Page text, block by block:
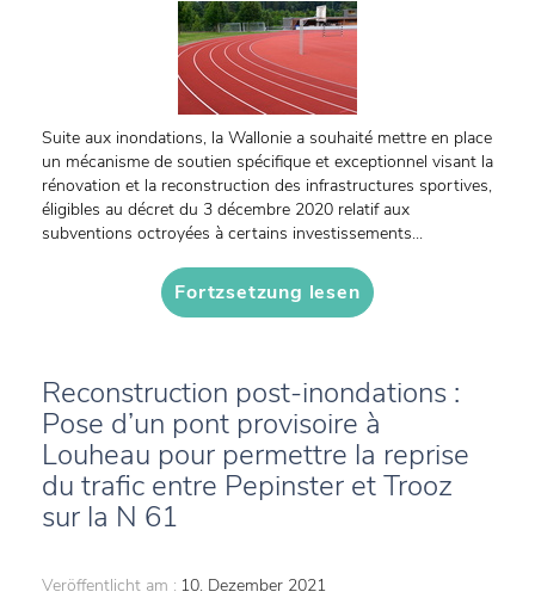
Suite aux inondations, la Wallonie a souhaité mettre en place
un mécanisme de soutien spécifique et exceptionnel visant la
rénovation et la reconstruction des infrastructures sportives,
éligibles au décret du 3 décembre 2020 relatif aux
subventions octroyées à certains investissements...
Fortzsetzung lesen
Reconstruction post-inondations :
Pose d’un pont provisoire à
Louheau pour permettre la reprise
du trafic entre Pepinster et Trooz
sur la N 61
Veröffentlicht am : 10. Dezember 2021